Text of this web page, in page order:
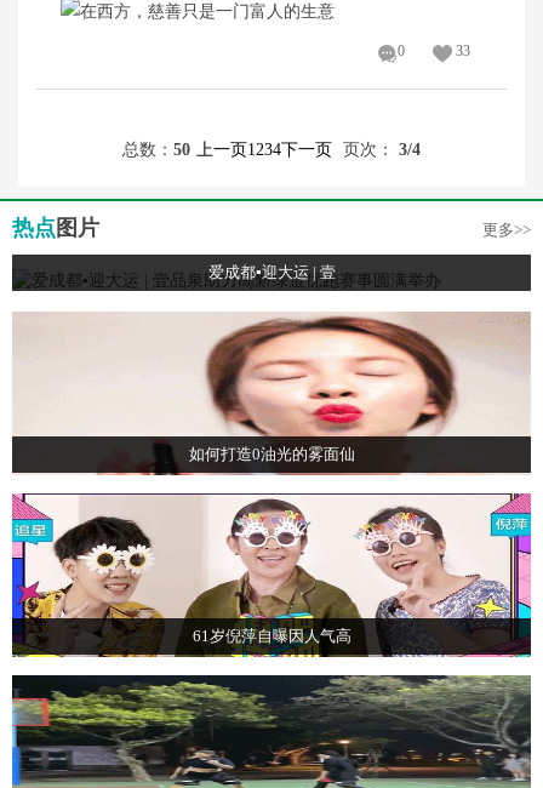
0 33
总数： 50 上一页1234下一页 页次： 3/4
热点 图片 更多>>
爱成都▪迎大运 | 壹
如何打造0油光的雾面仙
61岁倪萍自曝因人气高